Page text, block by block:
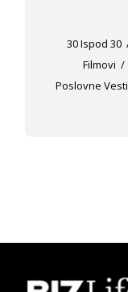
30 Ispod 30
Filmovi
Poslovne Vesti